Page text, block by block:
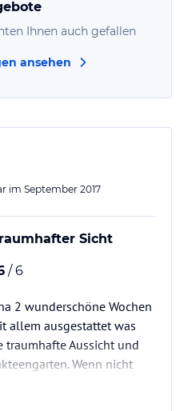
Ihnen auch gefallen
ansehen
im September 2017
Sicht
/ 6
2 wunderschöne Wochen
allem ausgestattet was
traumhafte Aussicht und
Wenn nicht
sein, dass man nicht so